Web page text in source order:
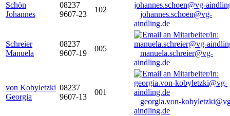
Schön
Johannes
08237
9607-23
102
johannes.schoen@vg-
aindling.de
Schreier
Manuela
08237
9607-19
005
manuela.schreier@vg-
aindling.de
von Kobyletzki
Georgia
08237
9607-13
001
georgia.von-
aindling.de